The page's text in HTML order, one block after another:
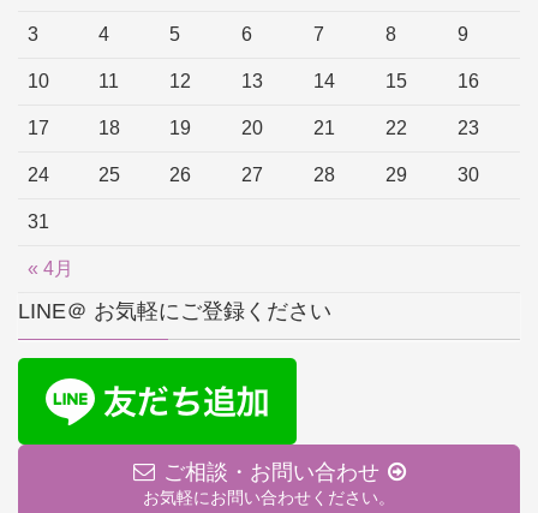
« 4月
3 4 5 6 7 8 9
10 11 12 13 14 15 16
17 18 19 20 21 22 23
24 25 26 27 28 29 30
31
LINE＠ お気軽にご登録ください
ご相談・お問い合わせ
お気軽にお問い合わせください。